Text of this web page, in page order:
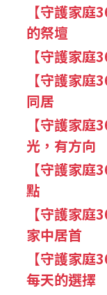
【守護家
的祭壇
【守護家
【守護家
同居
【守護家
光，有方向
【守護家
點
【守護家
家中居首
【守護家
每天的選擇